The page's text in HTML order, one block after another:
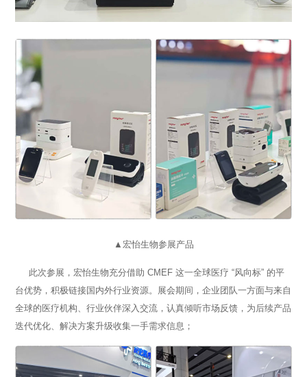
▲宏怡生物参展产品
此次参展，宏怡生物充分借助 CMEF 这一全球医疗 “风向标” 的平
台优势，积极链接国内外行业资源。展会期间，企业团队一方面与来自
全球的医疗机构、行业伙伴深入交流，认真倾听市场反馈，为后续产品
迭代优化、解决方案升级收集一手需求信息；